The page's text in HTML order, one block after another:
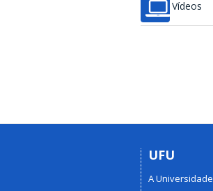
Vídeos
UFU
A Universidade